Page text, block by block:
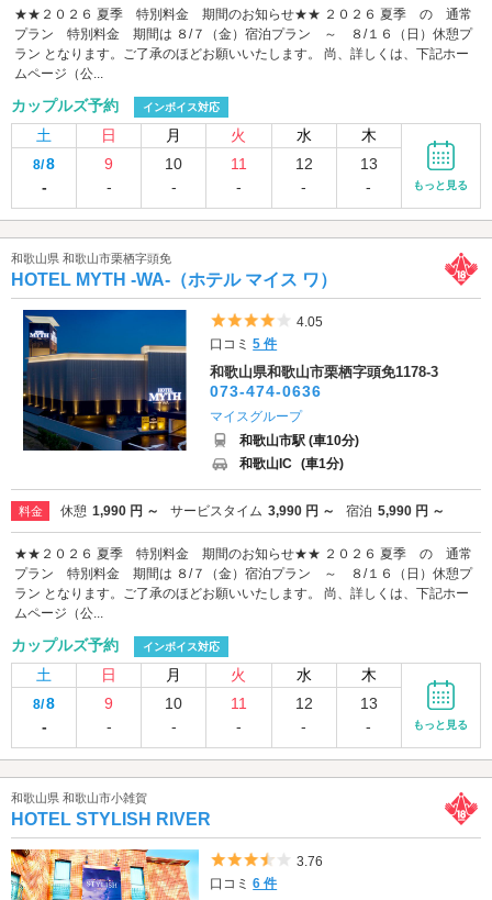
★★２０２６ 夏季 特別料金 期間のお知らせ★★ ２０２６ 夏季 の 通常
プラン 特別料金 期間は ８/７（金）宿泊プラン ～ ８/１６（日）休憩プ
ラン となります。ご了承のほどお願いいたします。 尚、詳しくは、下記ホー
ムページ（公...
カップルズ予約 インボイス対応
土 日 月 火 水 木
8/8
-
9
-
10
-
11
-
12
-
13
-
もっと見る
和歌山県 和歌山市栗栖字頭免
HOTEL MYTH -WA-（ホテル マイス ワ）
5つ星のうち4
4.05
口コミ5 件
和歌山県和歌山市栗栖字頭免1178-3
073-474-0636
マイスグループ
和歌山市駅 (車10分)
和歌山IC (車1分)
料金 休憩 1,990 円 ～ サービスタイム 3,990 円 ～ 宿泊 5,990 円 ～
★★２０２６ 夏季 特別料金 期間のお知らせ★★ ２０２６ 夏季 の 通常
プラン 特別料金 期間は ８/７（金）宿泊プラン ～ ８/１６（日）休憩プ
ラン となります。ご了承のほどお願いいたします。 尚、詳しくは、下記ホー
ムページ（公...
カップルズ予約 インボイス対応
土 日 月 火 水 木
8/8
-
9
-
10
-
11
-
12
-
13
-
もっと見る
和歌山県 和歌山市小雑賀
HOTEL STYLISH RIVER
5つ星のうち3.5
3.76
口コミ6 件